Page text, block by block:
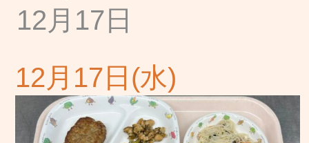
12月17日
12月17日(水)